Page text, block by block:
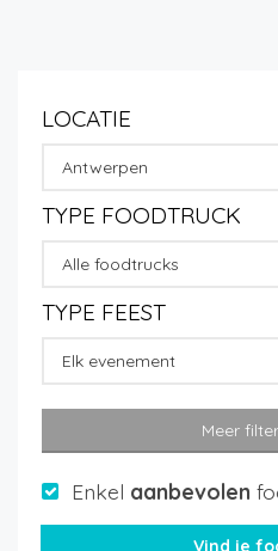
LOCATIE
Antwerpen
TYPE FOODTRUCK
Alle foodtrucks
TYPE FEEST
Elk evenement
Meer
Enkel aanbevolen